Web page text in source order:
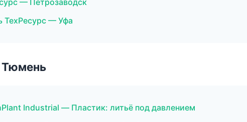
— Петрозаводск
ТехРесурс — Уфа
Тюмень
Industrial — Пластик: литьё под давлением